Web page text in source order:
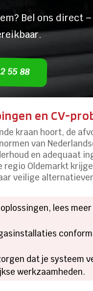
Bel ons direct
55 88
en CV-
kraan hoort, de
van
en adequaat
Oldemarkt
veilige
lees
dat je systeem
werkzaamheden.